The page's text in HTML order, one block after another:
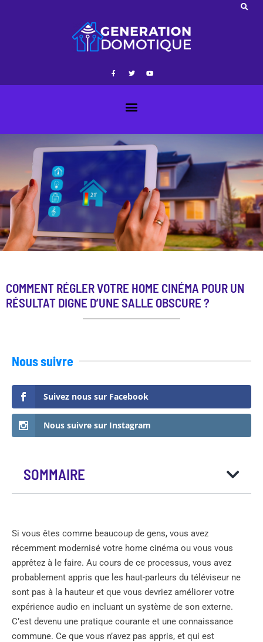
COMMENT RÉGLER VOTRE HOME CINÉMA POUR UN
RÉSULTAT DIGNE D’UNE SALLE OBSCURE ?
Nous suivre
Suivez nous sur Facebook
Nous suivre sur Instagram
SOMMAIRE
Si vous êtes comme beaucoup de gens, vous avez
récemment modernisé votre home cinéma ou vous vous
apprêtez à le faire. Au cours de ce processus, vous avez
probablement appris que les haut-parleurs du téléviseur ne
sont pas à la hauteur et que vous devriez améliorer votre
expérience audio en incluant un système de son externe.
C’est devenu une pratique courante et une connaissance
commune. Ce que vous n’avez pas appris, et qui est